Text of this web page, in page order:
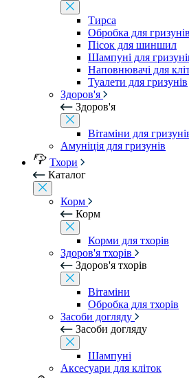
Тирса
Обробка для
Пісок для шиншил
Шампуні для
Наповнювачі для
Туалети для гризунів
Здоров'я
Здоров'я
Вітаміни для
Амуніція для гризунів
Тхори
Каталог
Корм
Корм
Корми для тхорів
Здоров'я тхорів
Здоров'я тхорів
Вітаміни
Обробка для тхорів
Засоби догляду
Засоби догляду
Шампуні
Аксесуари для кліток